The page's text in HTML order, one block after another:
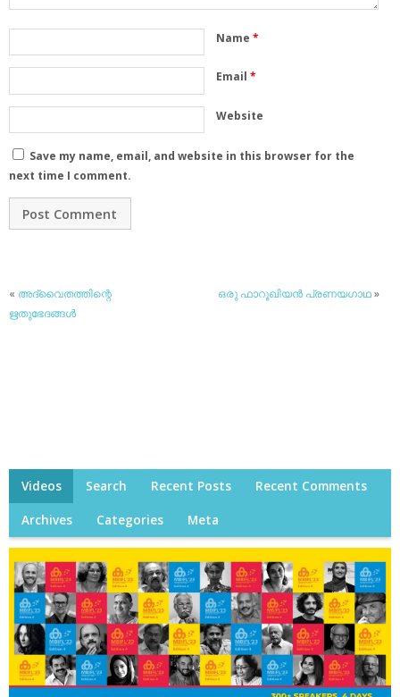
Name *
Email *
Website
Save my name, email, and website in this browser for the
next time I comment.
« അദ്വൈതത്തിന്റെ
ഋതുഭേദങ്ങള്‍
ഒരു ഫാറൂഖിയന്‍ പ്രണയഗാഥ»
Videos Search Recent Posts Recent Comments
Archives Categories Meta